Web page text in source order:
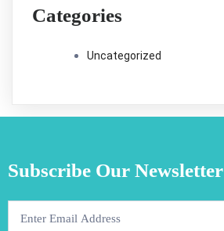
Categories
Uncategorized
Subscribe Our Newsletter